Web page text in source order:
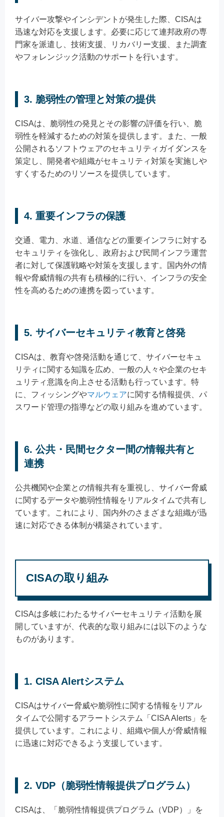
サイバー攻撃やインシデントが発生した際、CISAは
迅速な対応を支援します。必要に応じて連邦政府の専
門家を派遣し、技術支援、リカバリー支援、また調査
やフォレンジック活動のサポートを行います。
3. 脆弱性の管理と対策の提供
CISAは、脆弱性の発見とその影響の評価を行い、脆
弱性を軽減するための対策を提供します。また、一般
公開されるソフトウェアのセキュリティガイダンスを
策定し、開発者や組織がセキュリティ対策を実施しや
すくするためのリソースを提供しています。
4. 重要インフラの保護
交通、電力、水道、通信などの重要インフラに対する
セキュリティを強化し、政府および民間インフラ運営
者に対して保護戦略や対策を支援します。国内外の情
報や脅威情報の共有も積極的に行い、インフラの安全
性を高めるための連携を図っています。
5. サイバーセキュリティ教育と啓発
CISAは、教育や啓発活動を通じて、サイバーセキュ
リティに関する知識を広め、一般の人々や企業のセキ
ュリティ意識を向上させる活動も行っています。特
に、フィッシングやマルウェアに関する情報提供、パ
スワード管理の指導などの取り組みを進めています。
6. 公共・民間セクター間の情報共有と
連携
公共機関や企業との情報共有を重視し、サイバー脅威
に関するデータや脆弱性情報をリアルタイムで共有し
ています。これにより、国内外のさまざまな組織が迅
速に対応できる体制が構築されています。
CISAの取り組み
CISAは多岐にわたるサイバーセキュリティ活動を展
開していますが、代表的な取り組みには以下のような
ものがあります。
1. CISA Alertシステム
CISAはサイバー脅威や脆弱性に関する情報をリアル
タイムで公開するアラートシステム「CISA Alerts」を
提供しています。これにより、組織や個人が脅威情報
に迅速に対応できるよう支援しています。
2. VDP（脆弱性情報提供プログラム）
CISAは、「脆弱性情報提供プログラム（VDP）」を